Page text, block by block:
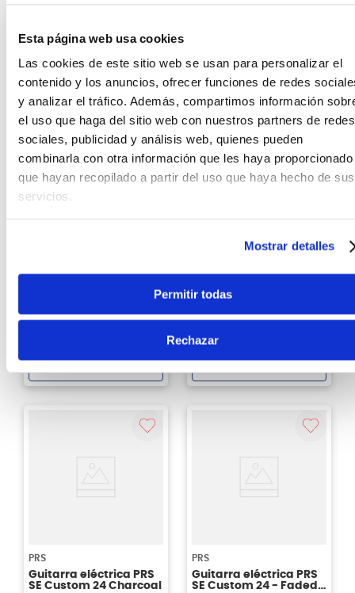
Esta página web usa cookies
Las cookies de este sitio web se usan para personalizar el
contenido y los anuncios, ofrecer funciones de redes
y analizar el tráfico. Además, compartimos información
el uso que haga del sitio web con nuestros partners de redes
sociales, publicidad y análisis web, quienes pueden
combinarla con otra información que les haya proporcionado
que hayan recopilado a partir del uso que haya hecho de sus
servicios.
Mostrar detalles
Permitir todas
Rechazar
Sin Stock Online Sin Stock Online
Guitarra eléctrica PRS
594 - Vintage Sunburst
Guitarra eléctrica PRS
594 - Faded Blue
PRS
Guitarra eléctrica PRS
SE Custom 24 Charcoal
PRS
Guitarra eléctrica PRS
SE Custom 24 - Faded